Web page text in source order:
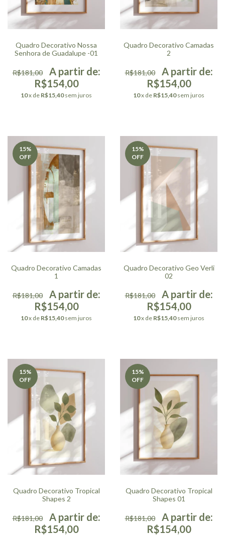
Quadro Decorativo Nossa
Senhora de Guadalupe -01
R$181,00
R$154,00
10x de R$15,40 sem juros
Quadro Decorativo Camadas
2
R$181,00
R$154,00
10x de R$15,40 sem juros
15%
OFF
Quadro Decorativo Camadas
1
R$181,00
R$154,00
10x de R$15,40 sem juros
15%
OFF
Quadro Decorativo Geo Verli
02
R$181,00
R$154,00
10x de R$15,40 sem juros
15%
OFF
Quadro Decorativo Tropical
Shapes 2
R$181,00
R$154,00
15%
OFF
Quadro Decorativo Tropical
Shapes 01
R$181,00
R$154,00